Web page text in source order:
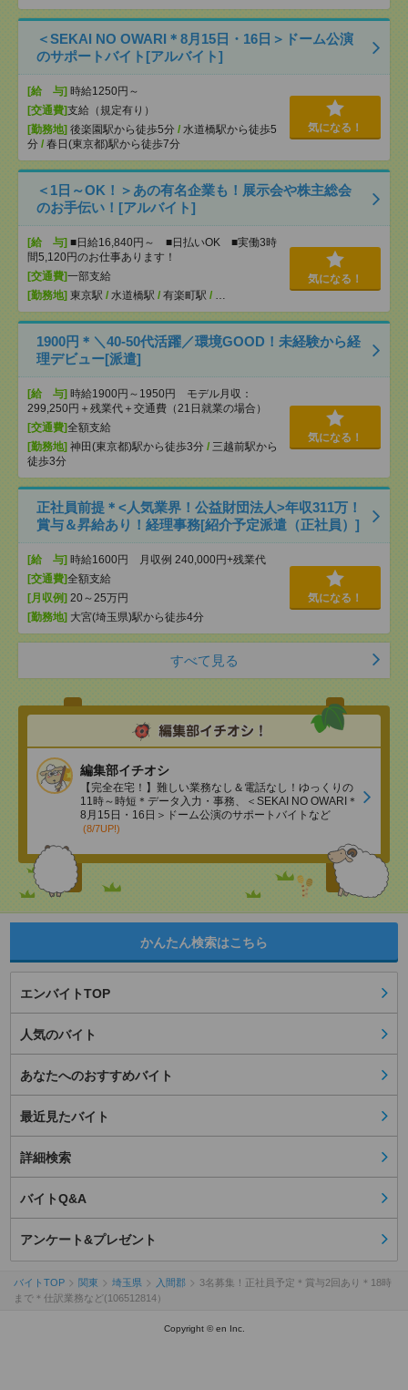
＜SEKAI NO OWARI＊8月15日・16日＞ドーム公演
のサポートバイト[アルバイト]
[給 与] 時給1250円～
[交通費]支給（規定有り）
[勤務地] 後楽園駅から徒歩5分 / 水道橋駅から徒歩5
分 / 春日(東京都)駅から徒歩7分
気になる！
＜1日～OK！＞あの有名企業も！展示会や株主総会
のお手伝い！[アルバイト]
[給 与] ■日給16,840円～ ■日払いOK ■実働3時
間5,120円のお仕事あります！
[交通費]一部支給
[勤務地] 東京駅 / 水道橋駅 / 有楽町駅 / …
気になる！
1900円＊＼40-50代活躍／環境GOOD！未経験から経
理デビュー[派遣]
[給 与] 時給1900円～1950円 モデル月収：
299,250円＋残業代＋交通費（21日就業の場合）
[交通費]全額支給
[勤務地] 神田(東京都)駅から徒歩3分 / 三越前駅から
徒歩3分
気になる！
正社員前提＊<人気業界！公益財団法人>年収311万！
賞与＆昇給あり！経理事務[紹介予定派遣（正社員）]
[給 与] 時給1600円 月収例 240,000円+残業代
[交通費]全額支給
[月収例] 20～25万円
[勤務地] 大宮(埼玉県)駅から徒歩4分
気になる！
すべて見る
編集部イチオシ
【完全在宅！】難しい業務なし＆電話なし！ゆっくりの
11時～時短＊データ入力・事務、＜SEKAI NO OWARI＊
8月15日・16日＞ドーム公演のサポートバイトなど
(8/7UP!)
かんたん検索はこちら
エンバイトTOP
人気のバイト
あなたへのおすすめバイト
最近見たバイト
詳細検索
バイトQ&A
アンケート&プレゼント
バイトTOP 関東 埼玉県 入間郡
3名募集！正社員予定＊賞与2回あり＊18時
まで＊仕訳業務など(106512814）
Copyright © en Inc.